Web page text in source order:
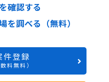
確認する
を調べる（無料）
件登録
料無料）